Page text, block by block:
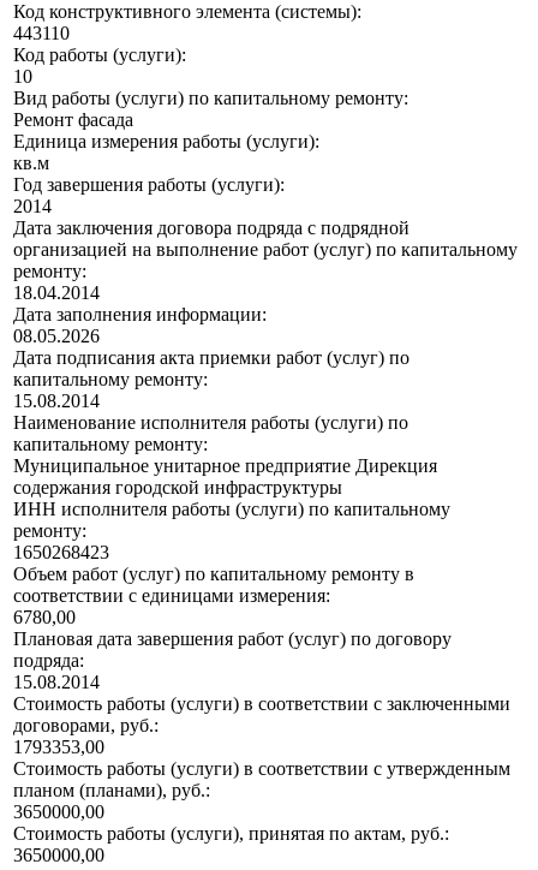
Код конструктивного элемента (системы):
443110
Код работы (услуги):
10
Вид работы (услуги) по капитальному ремонту:
Ремонт фасада
Единица измерения работы (услуги):
кв.м
Год завершения работы (услуги):
2014
Дата заключения договора подряда с подрядной
организацией на выполнение работ (услуг) по капитальному
ремонту:
18.04.2014
Дата заполнения информации:
08.05.2026
Дата подписания акта приемки работ (услуг) по
капитальному ремонту:
15.08.2014
Наименование исполнителя работы (услуги) по
капитальному ремонту:
Муниципальное унитарное предприятие Дирекция
содержания городской инфраструктуры
ИНН исполнителя работы (услуги) по капитальному
ремонту:
1650268423
Объем работ (услуг) по капитальному ремонту в
соответствии с единицами измерения:
6780,00
Плановая дата завершения работ (услуг) по договору
подряда:
15.08.2014
Стоимость работы (услуги) в соответствии с заключенными
договорами, руб.:
1793353,00
Стоимость работы (услуги) в соответствии с утвержденным
планом (планами), руб.:
3650000,00
Стоимость работы (услуги), принятая по актам, руб.:
3650000,00